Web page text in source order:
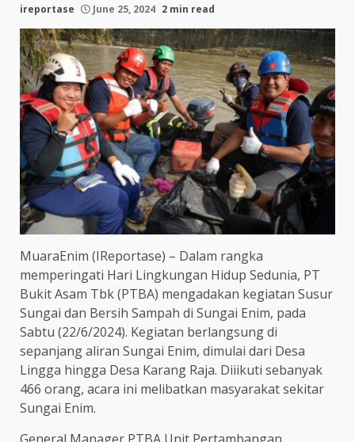
ireportase June 25, 2024 2 min read
MuaraEnim (IReportase) – Dalam rangka
memperingati Hari Lingkungan Hidup Sedunia, PT
Bukit Asam Tbk (PTBA) mengadakan kegiatan Susur
Sungai dan Bersih Sampah di Sungai Enim, pada
Sabtu (22/6/2024). Kegiatan berlangsung di
sepanjang aliran Sungai Enim, dimulai dari Desa
Lingga hingga Desa Karang Raja. Diiikuti sebanyak
466 orang, acara ini melibatkan masyarakat sekitar
Sungai Enim.